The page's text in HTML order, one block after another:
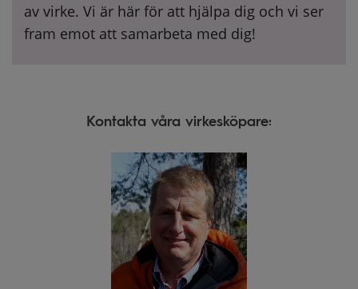
av virke. Vi är här för att hjälpa dig och vi ser
fram emot att samarbeta med dig!
Kontakta våra virkesköpare: